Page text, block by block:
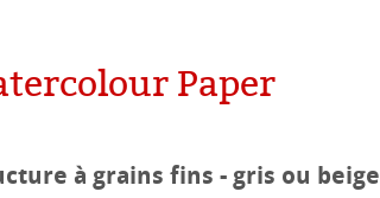
Paper
à grains fins - gris ou beige